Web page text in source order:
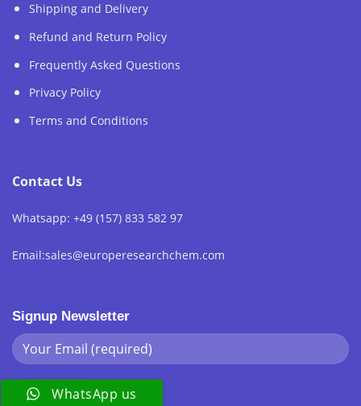
Shipping and Delivery
Refund and Return Policy
Frequently Asked Questions
Privacy Policy
Terms and Conditions
Contact Us
Whatsapp: +49 (157) 833 582 97
Email:sales@europeresearchchem.com
Signup Newsletter
WhatsApp us